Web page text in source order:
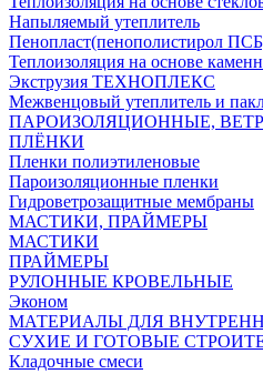
Напыляемый утеплитель
Пенопласт(пенополистирол
Теплоизоляция на основе
Экструзия ТЕХНОПЛЕКС
Межвенцовый утеплитель и
ПАРОИЗОЛЯЦИОННЫЕ,
ПЛЁНКИ
Пленки полиэтиленовые
Пароизоляционные пленки
Гидроветрозащитные мембраны
МАСТИКИ, ПРАЙМЕРЫ
МАСТИКИ
ПРАЙМЕРЫ
РУЛОННЫЕ КРОВЕЛЬНЫЕ
Эконом
МАТЕРИАЛЫ ДЛЯ
СУХИЕ И ГОТОВЫЕ
Кладочные смеси